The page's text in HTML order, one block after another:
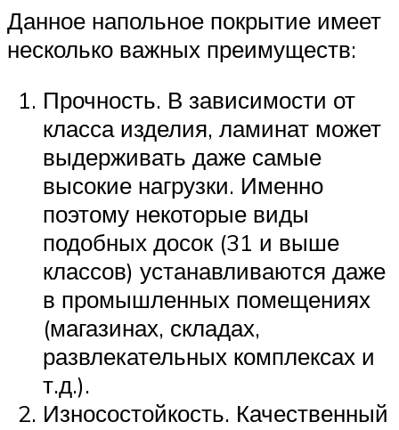
Данное напольное покрытие имеет
несколько важных преимуществ:
Прочность. В зависимости от
класса изделия, ламинат может
выдерживать даже самые
высокие нагрузки. Именно
поэтому некоторые виды
подобных досок (31 и выше
классов) устанавливаются даже
в промышленных помещениях
(магазинах, складах,
развлекательных комплексах и
т.д.).
Износостойкость. Качественный